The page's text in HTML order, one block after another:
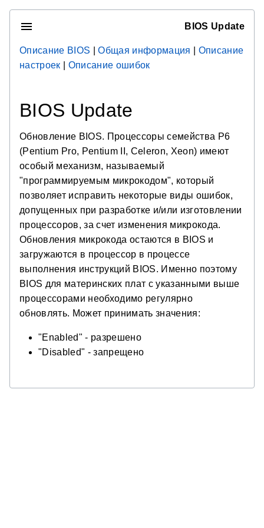
BIOS Update
Описание BIOS |Общая информация
Описание
настроек
Описание ошибок
BIOS Update
Обновление BIOS. Процессоры семейства P6
(Pentium Pro, Pentium II, Celeron, Xeon) имеют
особый механизм, называемый
"программируемым микрокодом", который
позволяет исправить некоторые виды ошибок,
допущенных при разработке и/или изготовлении
процессоров, за счет изменения микрокода.
Обновления микрокода остаются в BIOS и
загружаются в процессор в процессе
выполнения инструкций BIOS. Именно поэтому
BIOS для материнских плат с указанными выше
процессорами необходимо регулярно
обновлять. Может принимать значения:
"Enabled" - разрешено
"Disabled" - запрещено